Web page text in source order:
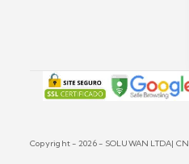
Copyright - 2026 - SOLUWAN LTDA|